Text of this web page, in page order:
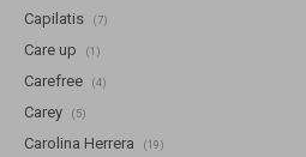
Capilatis (7)
Care up (1)
Carefree (4)
Carey (5)
Carolina Herrera (19)